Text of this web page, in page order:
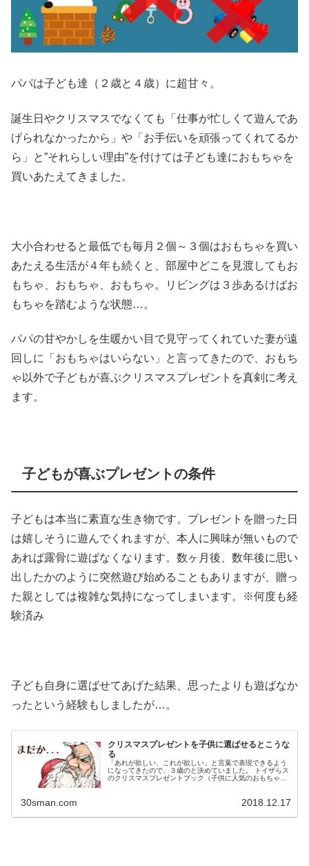
パパは子ども達（２歳と４歳）に超甘々。
誕生日やクリスマスでなくても「仕事が忙しくて遊んであ
げられなかったから」や「お手伝いを頑張ってくれてるか
ら」と”それらしい理由”を付けては子ども達におもちゃを
買いあたえてきました。
大小合わせると最低でも毎月２個～３個はおもちゃを買い
あたえる生活が４年も続くと、部屋中どこを見渡してもお
もちゃ、おもちゃ、おもちゃ。リビングは３歩あるけばお
もちゃを踏むような状態…。
パパの甘やかしを生暖かい目で見守ってくれていた妻が遠
回しに「おもちゃはいらない」と言ってきたので、おもち
ゃ以外で子どもが喜ぶクリスマスプレゼントを真剣に考え
ます。
子どもが喜ぶプレゼントの条件
子どもは本当に素直な生き物です。プレゼントを贈った日
は嬉しそうに遊んでくれますが、本人に興味が無いもので
あれば露骨に遊ばなくなります。数ヶ月後、数年後に思い
出したかのように突然遊び始めることもありますが、贈っ
た親としては複雑な気持になってしまいます。※何度も経
験済み
子ども自身に選ばせてあげた結果、思ったよりも遊ばなか
ったという経験もしましたが…。
クリスマスプレゼントを子供に選ばせるとこうな
る
「あれが欲しい、これが欲しい」と言葉で表現できるよう
になってきたので、３歳のと決めていました。 トイザらス
のクリスマスプレゼントブック（子供に人気のおもちゃが
30sman.com 2018.12.17